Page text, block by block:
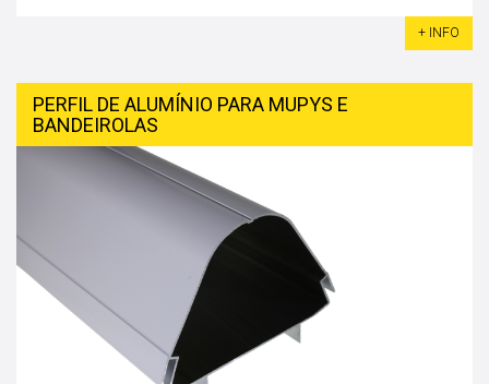
+ INFO
PERFIL DE ALUMÍNIO PARA MUPYS E
BANDEIROLAS